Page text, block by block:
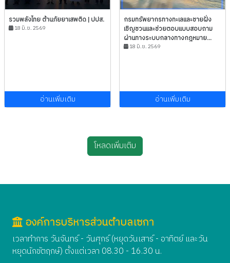
รวมพลังไทย ต้านภัยยาเสพติด | ปปส.
18 มิ.ย. 2569
อ่านเพิ่มเติม
กรมทรัพยากรทางทะเลและชายฝั่ง
เชิญชวนและช่วยตอบแบบสอบถาม
ผ่านทางระบบกลางทางกฎหมาย...
18 มิ.ย. 2569
อ่านเพิ่มเติม
โหลดเพิ่มเติม
องค์การบริหารส่วนตำบลเซกา
เวลาทำการ วันจันทร์ - วันศุกร์ (หยุดวันเสาร์ - อาทิตย์ และวัน
หยุดนักขัตฤกษ์) ตั้งแต่เวลา 08.30 - 16.30 น.